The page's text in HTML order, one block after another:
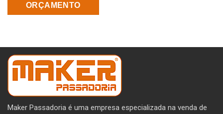
ORÇAMENTO
Maker Passadoria é uma empresa especializada na venda de